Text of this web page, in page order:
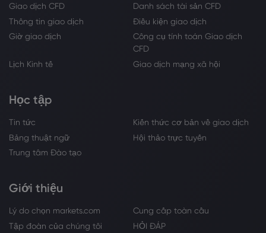
Giao dịch CFD
Danh sách tài sản CFD
Thông tin giao dịch
Điều kiện giao dịch
Giờ giao dịch
Công cụ tính toán Giao dịch
CFD
Lịch Kinh tế
Giao dịch mạng xã hội
Học tập
Tin tức
Kiến thức cơ bản về giao dịch
Bảng thuật ngữ
Hội thảo trực tuyến
Trung tâm Đào tạo
Giới thiệu
Lý do chọn markets.com
Cung cấp toàn cầu
Tập đoàn của chúng tôi
HỎI ĐÁP